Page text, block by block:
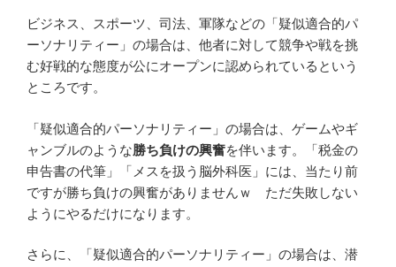
ビジネス、スポーツ、司法、軍隊などの「疑似適合的パ
ーソナリティー」の場合は、他者に対して競争や戦を挑
む好戦的な態度が公にオープンに認められているという
ところです。
「疑似適合的パーソナリティー」の場合は、ゲームやギ
ャンブルのような勝ち負けの興奮を伴います。「税金の
申告書の代筆」「メスを扱う脳外科医」には、当たり前
ですが勝ち負けの興奮がありませんｗ ただ失敗しない
ようにやるだけになります。
さらに、「疑似適合的パーソナリティー」の場合は、潜